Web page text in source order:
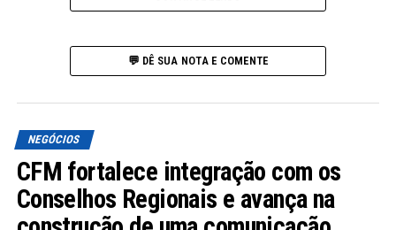
SpaceX pode fechar praias e parques durante
lançamentos.
Críticos querem que o controle sobre a praia
💬 DÊ SUA NOTA E COMENTE
NEGÓCIOS
CFM fortalece integração com os
Conselhos Regionais e avança na